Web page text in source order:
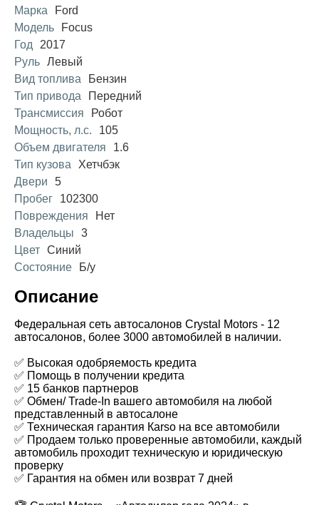
Марка
Ford
Модель
Focus
Год
2017
Руль Левый
Вид топлива
Бензин
Тип привода
Передний
Трансмиссия
Робот
Мощность, л.с.
105
Объем двигателя
1.6
Тип кузова
Хетчбэк
Двери
5
Пробег
102300
Повреждения
Нет
Владельцы
3
Цвет Синий
Состояние
Б/у
Описание
Федеральная сеть автосалонов Crystal Motors - 12
автосалонов, более 3000 автомобилей в наличии.
✅ Высокая одобряемость кредита
✅ Помощь в получении кредита
✅ 15 банков партнеров
✅ Обмен/ Trade-In вашего автомобиля на любой
представленный в автосалоне
✅ Техническая гарантия Каrsо на все автомобили
✅ Продаем только проверенные автомобили, каждый
автомобиль проходит техническую и юридическую
проверку
✅ Гарантия на обмен или возврат 7 дней